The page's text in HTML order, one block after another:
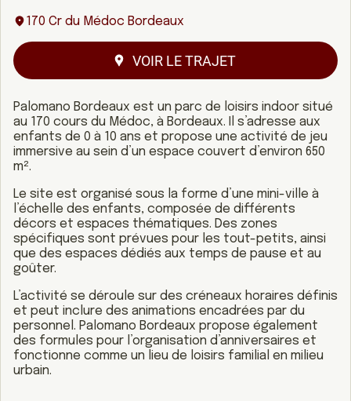
170 Cr du Médoc Bordeaux
VOIR LE TRAJET
Palomano Bordeaux est un parc de loisirs indoor situé
au 170 cours du Médoc, à Bordeaux. Il s’adresse aux
enfants de 0 à 10 ans et propose une activité de jeu
immersive au sein d’un espace couvert d’environ 650
m².
Le site est organisé sous la forme d’une mini-ville à
l’échelle des enfants, composée de différents
décors et espaces thématiques. Des zones
spécifiques sont prévues pour les tout-petits, ainsi
que des espaces dédiés aux temps de pause et au
goûter.
L’activité se déroule sur des créneaux horaires définis
et peut inclure des animations encadrées par du
personnel. Palomano Bordeaux propose également
des formules pour l’organisation d’anniversaires et
fonctionne comme un lieu de loisirs familial en milieu
urbain.